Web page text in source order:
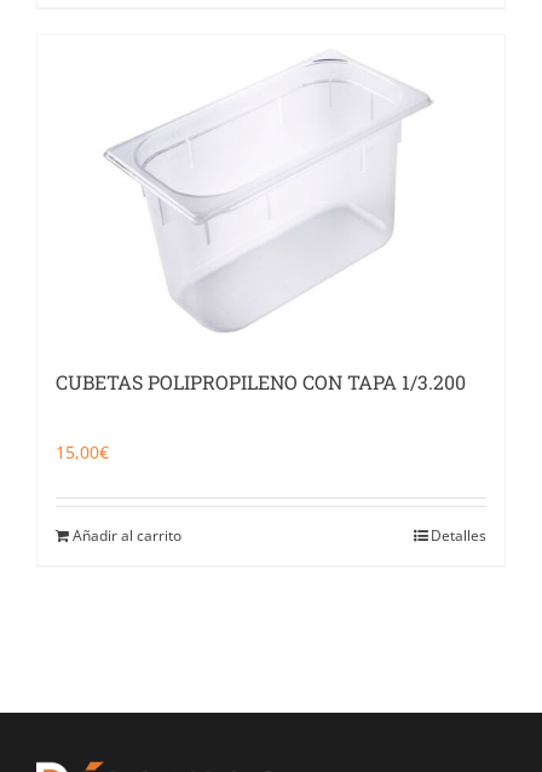
CUBETAS POLIPROPILENO CON TAPA 1/3.200
15,00€
Añadir al carrito Detalles